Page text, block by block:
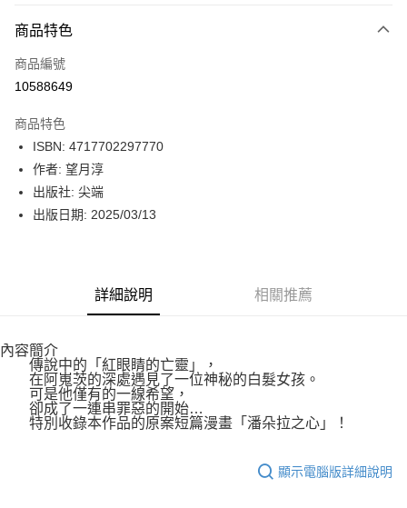
icash Pay
信用卡一次付款
LINE Pay
Apple Pay
街口支付
博客來商品配送方式
每筆NT$80，滿NT$1,000(含以上)免運費
商品特色
商品編號
10588649
商品特色
ISBN: 4717702297770
作者: 望月淳
出版社: 尖端
出版日期: 2025/03/13
詳細說明 相關推薦
內容簡介
傳說中的「紅眼睛的亡靈」，
在阿嵬茨的深處遇見了一位神秘的白髮女孩。
可是他僅有的一線希望，
卻成了一連串罪惡的開始…
特別收錄本作品的原案短篇漫畫「潘朵拉之心」！
顯示電腦版詳細說明